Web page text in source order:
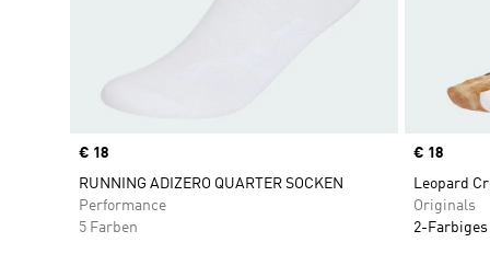
Price
€ 18
RUNNING ADIZERO QUARTER SOCKEN
Performance
5 Farben
Price
€ 18
Leopard
Originals
2-Farbiges